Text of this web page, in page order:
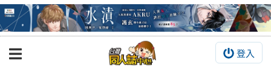
登入
BOOKY書集倉庫